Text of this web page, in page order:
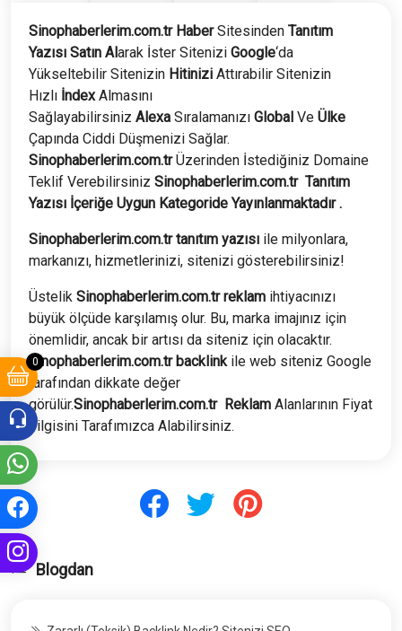
0
Sinophaberlerim.com.tr HaberSitesinden Tanıtım
Yazısı Satın Alarak İster Sitenizi Google‘da
Yükseltebilir Sitenizin Hitinizi Attırabilir Sitenizin
Hızlı İndexAlmasını
Sağlayabilirsiniz Alexa Sıralamanızı Global Ve Ülke
Çapında Ciddi Düşmenizi Sağlar.
Sinophaberlerim.com.tr Üzerinden İstediğiniz Domaine
Teklif Verebilirsiniz Sinophaberlerim.com.tr Tanıtım
Yazısı İçeriğe Uygun Kategoride Yayınlanmaktadır .
Sinophaberlerim.com.tr tanıtım yazısı ile milyonlara,
markanızı, hizmetlerinizi, sitenizi gösterebilirsiniz!
Üstelik Sinophaberlerim.com.tr reklam ihtiyacınızı
büyük ölçüde karşılamış olur. Bu, marka imajınız için
önemlidir, ancak bir artısı da siteniz için olacaktır.
Sinophaberlerim.com.tr backlink ile web siteniz Google
tarafından dikkate değer
görülür.Sinophaberlerim.com.tr Reklam Alanlarının Fiyat
bilgisini Tarafımızca Alabilirsiniz.
Blogdan